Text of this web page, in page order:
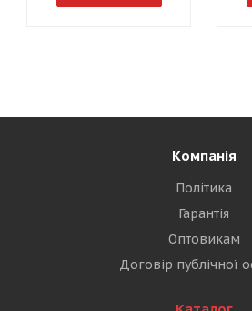
Компанія
Політика
Гарантія
Оптовикам
Договір публічної